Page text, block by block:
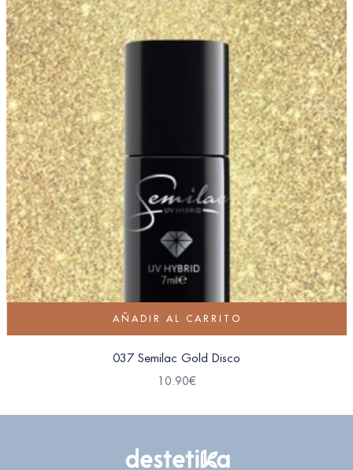
AÑADIR AL CARRITO
037 Semilac Gold Disco
10.90€